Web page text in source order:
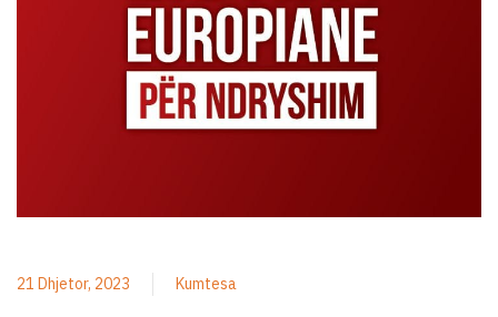
21 Dhjetor, 2023 Kumtesa